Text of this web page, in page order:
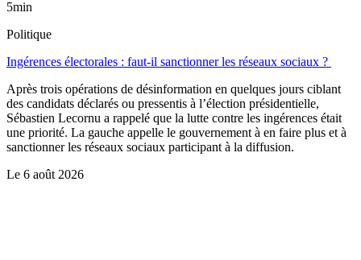
5min
Politique
Ingérences électorales : faut-il sanctionner les réseaux sociaux ?
Après trois opérations de désinformation en quelques jours ciblant
des candidats déclarés ou pressentis à l’élection présidentielle,
Sébastien Lecornu a rappelé que la lutte contre les ingérences était
une priorité. La gauche appelle le gouvernement à en faire plus et à
sanctionner les réseaux sociaux participant à la diffusion.
Le 6 août 2026